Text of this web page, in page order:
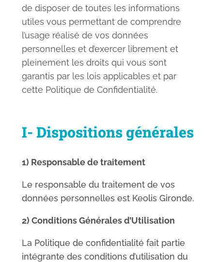
de disposer de toutes les informations
utiles vous permettant de comprendre
l’usage réalisé de vos données
personnelles et d’exercer librement et
pleinement les droits qui vous sont
garantis par les lois applicables et par
cette Politique de Confidentialité.
I- Dispositions générales
1) Responsable de traitement
Le responsable du traitement de vos
données personnelles est Keolis Gironde.
2) Conditions Générales d’Utilisation
La Politique de confidentialité fait partie
intégrante des conditions d’utilisation du